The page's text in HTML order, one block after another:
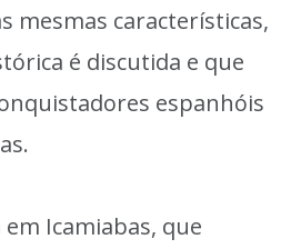
mesmas características,
é discutida e que
espanhóis
Icamiabas, que